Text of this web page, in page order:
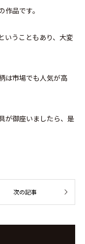
品です。
いうこともあり、大変
は市場でも人気が高
が御座いましたら、是